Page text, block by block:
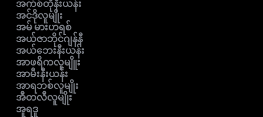
အက်စ်တိုနီးယန်း
အင်ဒိုလူမျိုး
အမ် မားဟရစ်
အယ်ဇာဘိုင်ဂျန်နီ
အယ်ဘေးနီးယန်း
အာဖရိကလူမျိူး
အာမီးနီးယန်း
အာရဘစ်လူမျိုး
အီတလီလူမျိုး
အူရဒူ